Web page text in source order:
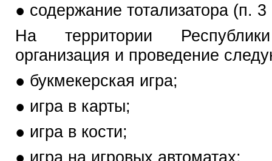
● содержание тотализатора (п.
На территории
организация и проведение
● букмекерская игра;
● игра в карты;
● игра в кости;
● игра на игровых автоматах;